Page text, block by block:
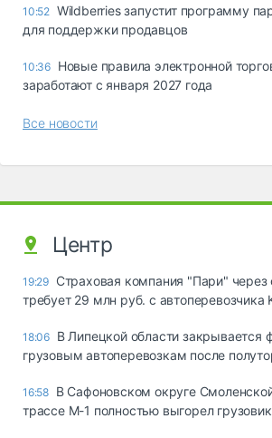
10:52 Wildberries запустит программу
для поддержки продавцов
10:36 Новые правила электронной
заработают с января 2027 года
Все новости
Центр
19:29 Страховая компания "Пари" через
требует 29 млн руб. с автоперевозчика
18:06 В Липецкой области закрывается
грузовым автоперевозкам после
16:58 В Сафоновском округе
трассе М-1 полностью выгорел грузовик